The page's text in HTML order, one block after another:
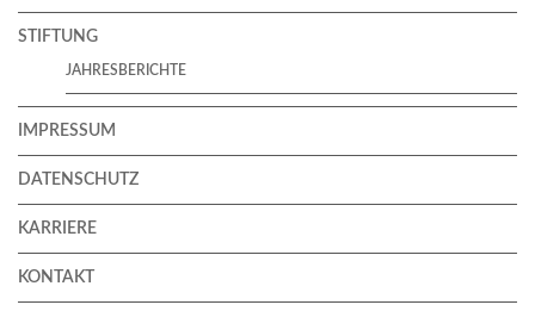
STIFTUNG
JAHRESBERICHTE
IMPRESSUM
DATENSCHUTZ
KARRIERE
KONTAKT